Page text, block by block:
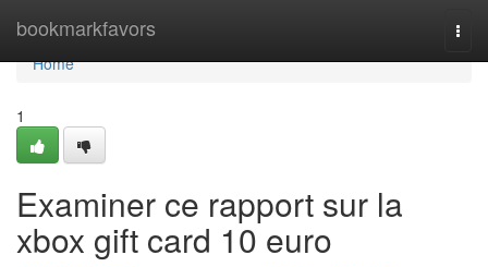
bookmarkfavors
Home
Home
1
Examiner ce rapport sur la
xbox gift card 10 euro